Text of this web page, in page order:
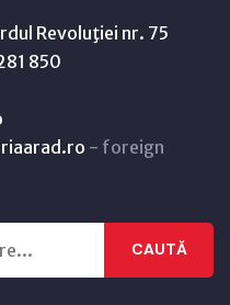
Revoluţiei nr. 75
850
- foreign
CAUTĂ